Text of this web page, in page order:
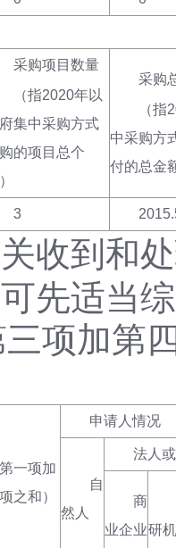
采购项目数量
（指2020年以
集中采购方式
的项目总个
）
采购
（指
中采购方
付的总金
3
收到和
先适当
项加第
一项加
之和）
申请人情况
自
然人
法人
商
业企业研